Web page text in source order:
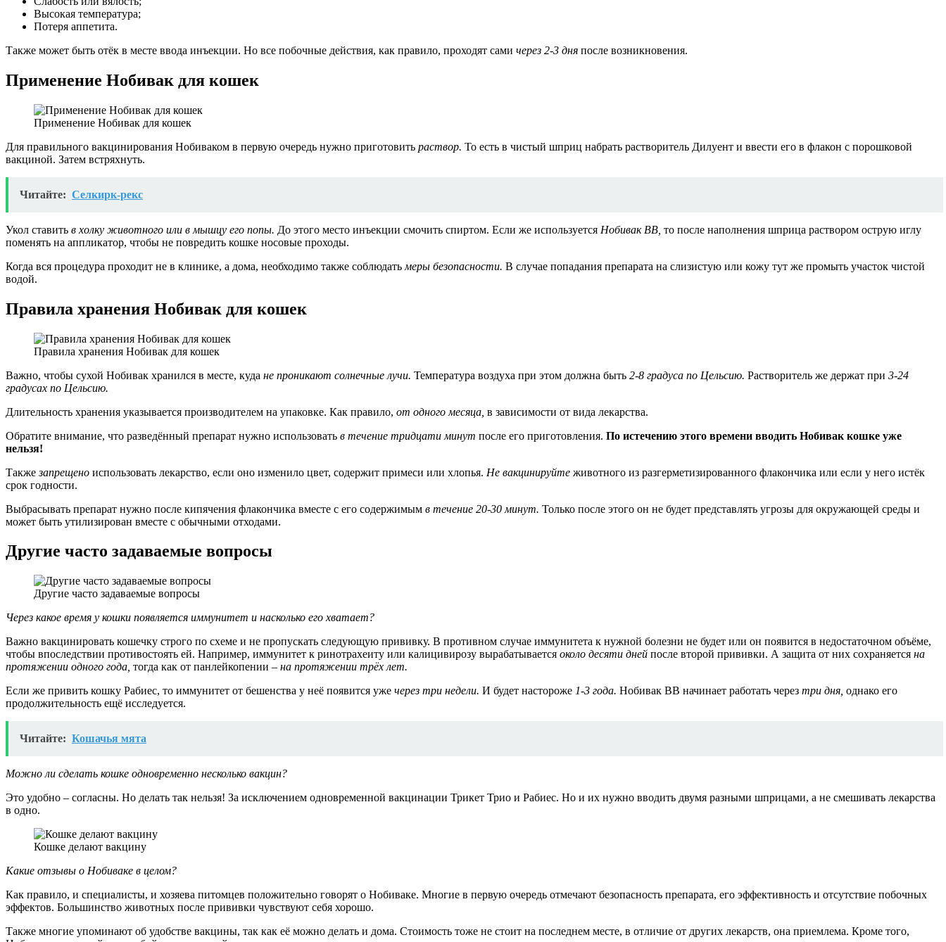
Высокая температура;
Потеря аппетита.
Также может быть отёк в месте ввода инъекции. Но все побочные действия, как правило, проходят сами через 2-3 дня после возникновения.
Применение Нобивак для кошек
Применение Нобивак для кошек
Для правильного вакцинирования Нобиваком в первую очередь нужно приготовить раствор. То есть в чистый шприц набрать растворитель Дилуент и ввести его в флакон с порошковой
вакциной. Затем встряхнуть.
Читайте: Селкирк-рекс
Укол ставить в холку животного или в мышцу его попы. До этого место инъекции смочить спиртом. Если же используется Нобивак ВВ, то после наполнения шприца раствором острую иглу
поменять на аппликатор, чтобы не повредить кошке носовые проходы.
Когда вся процедура проходит не в клинике, а дома, необходимо также соблюдать меры безопасности. В случае попадания препарата на слизистую или кожу тут же промыть участок чистой
водой.
Правила хранения Нобивак для кошек
Правила хранения Нобивак для кошек
Важно, чтобы сухой Нобивак хранился в месте, куда не проникают солнечные лучи. Температура воздуха при этом должна быть 2-8 градуса по Цельсию. Растворитель же держат при 3-24
градусах по Цельсию.
Длительность хранения указывается производителем на упаковке. Как правило, от одного месяца, в зависимости от вида лекарства.
Обратите внимание, что разведённый препарат нужно использовать в течение тридцати минут после его приготовления. По истечению этого времени вводить Нобивак кошке уже
нельзя!
Такжезапрещено использовать лекарство, если оно изменило цвет, содержит примеси или хлопья. Не вакцинируйте животного из разгерметизированного флакончика или если у него истёк
срок годности.
Выбрасывать препарат нужно после кипячения флакончика вместе с его содержимым в течение 20-30 минут. Только после этого он не будет представлять угрозы для окружающей среды и
может быть утилизирован вместе с обычными отходами.
Другие часто задаваемые вопросы
Другие часто задаваемые вопросы
Через какое время у кошки появляется иммунитет и насколько его хватает?
Важно вакцинировать кошечку строго по схеме и не пропускать следующую прививку. В противном случае иммунитета к нужной болезни не будет или он появится в недостаточном объёме,
чтобы впоследствии противостоять ей. Например, иммунитет к ринотрахеиту или калицивирозу вырабатывается около десяти дней после второй прививки. А защита от них сохраняется на
протяжении одного года, тогда как от панлейкопении – на протяжении трёх лет.
Если же привить кошку Рабиес, то иммунитет от бешенства у неё появится уже через три недели. И будет настороже 1-3 года. Нобивак ВВ начинает работать через три дня, однако его
продолжительность ещё исследуется.
Читайте: Кошачья мята
Можно ли сделать кошке одновременно несколько вакцин?
Это удобно – согласны. Но делать так нельзя! За исключением одновременной вакцинации Трикет Трио и Рабиес. Но и их нужно вводить двумя разными шприцами, а не смешивать лекарства
в одно.
Кошке делают вакцину
Какие отзывы о Нобиваке в целом?
Как правило, и специалисты, и хозяева питомцев положительно говорят о Нобиваке. Многие в первую очередь отмечают безопасность препарата, его эффективность и отсутствие побочных
эффектов. Большинство животных после прививки чувствуют себя хорошо.
Также многие упоминают об удобстве вакцины, так как её можно делать и дома. Стоимость тоже не стоит на последнем месте, в отличие от других лекарств, она приемлема. Кроме того,